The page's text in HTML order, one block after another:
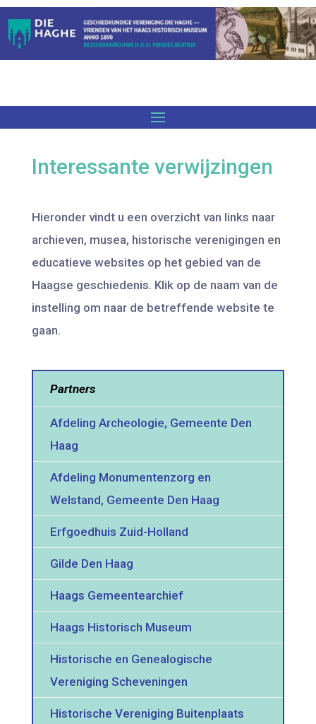
Interessante verwijzingen
Hieronder vindt u een overzicht van links naar
archieven, musea, historische verenigingen en
educatieve websites op het gebied van de
Haagse geschiedenis. Klik op de naam van de
instelling om naar de betreffende website te
gaan.
Partners
Afdeling Archeologie, Gemeente Den
Haag
Afdeling Monumentenzorg en
Welstand, Gemeente Den Haag
Erfgoedhuis Zuid-Holland
Gilde Den Haag
Haags Gemeentearchief
Haags Historisch Museum
Historische en Genealogische
Vereniging Scheveningen
Historische Vereniging Buitenplaats